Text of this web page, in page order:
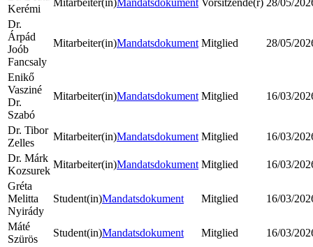
Kerémi
Mitarbeiter(in)Mandatsdokument Vorsitzende(r) 28/05/
Dr.
Árpád
Joób
Fancsaly
Mitarbeiter(in)Mandatsdokument Mitglied 28/05/
Enikő
Vasziné
Dr.
Szabó
Mitarbeiter(in)Mandatsdokument Mitglied 16/03/
Dr. Tibor
Zelles
Mitarbeiter(in)Mandatsdokument Mitglied
16/03/
Dr. Márk
Kozsurek
Mitarbeiter(in)Mandatsdokument Mitglied
16/03/
Gréta
Melitta
Nyirády
Student(in)Mandatsdokument Mitglied 16/03/
Máté
Szürös
Student(in)Mandatsdokument Mitglied 16/03/